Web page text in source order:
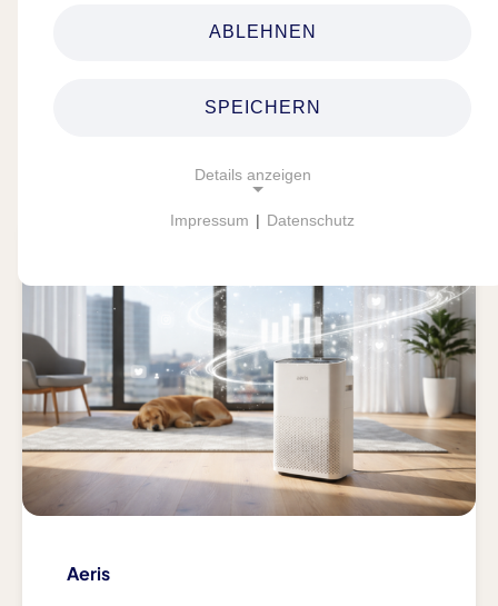
Marketingkampagnen, die messbares
Aeris
ABLEHNEN
SPEICHERN
Details anzeigen
grundlegende Funktionen und sind für das
ordnungsgemäße Funktionieren der Website
erforderlich.
cookie_consent
Zweck:
This cookie stores the cookie settings selected
by the user.
1 year
Impressum | Datenschutz